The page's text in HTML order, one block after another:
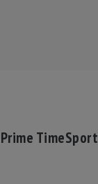
Prime TimeSport